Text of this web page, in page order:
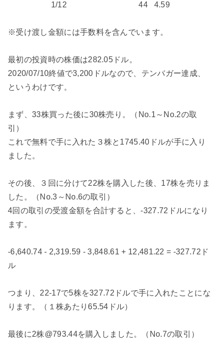
1/12
44
4.59
※受け渡し金額には手数料を含んでいます。
最初の投資時の株価は282.05ドル。
2020/07/10終値で3,200ドルなので、テンバガー達成、
というわけです。
まず、33株買った後に30株売り。（No.1～No.2の取
引）
これで無料で手に入れた３株と1745.40ドルが手に入り
ました。
その後、３回に分けて22株を購入した後、17株を売りま
した。（No.3～No.6の取引）
4回の取引の受渡金額を合計すると、-327.72ドルになり
ます。
-6,640.74- 2,319.59 - 3,848.61+ 12,481.22 = -327.72ド
ル
つまり、22-17で5株を327.72ドルで手に入れたことにな
ります。
（１株あたり65.54ドル）
最後に2株@793.44を購入しました。（No.7の取引）